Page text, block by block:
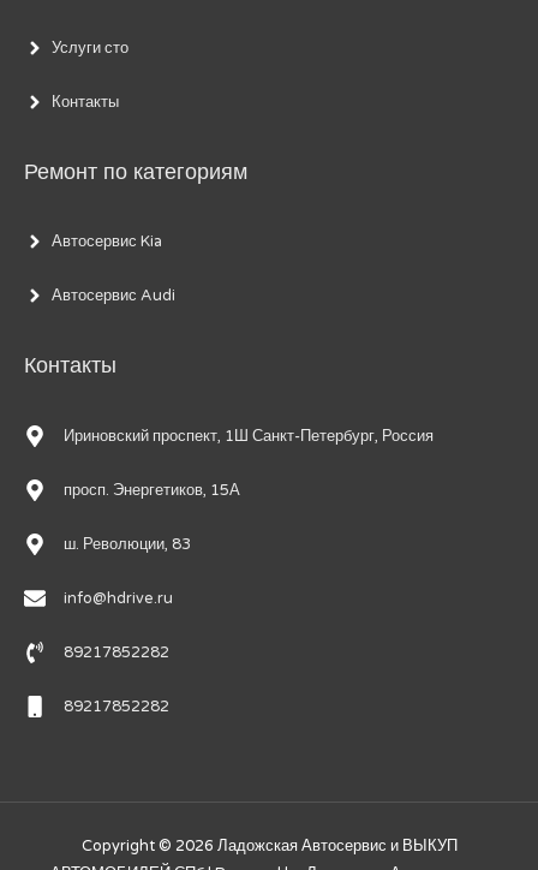
Услуги сто
Контакты
Ремонт по категориям
Автосервис Kia
Автосервис Audi
Контакты
Ириновский проспект, 1Ш Санкт-Петербург, Россия
просп. Энергетиков, 15А
ш. Революции, 83
info@hdrive.ru
89217852282
89217852282
Copyright © 2026 Ладожская Автосервис и ВЫКУП